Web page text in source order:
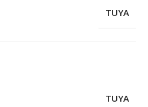
TUYA
TUYA